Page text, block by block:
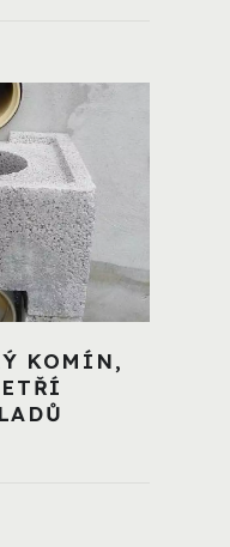
KOMÍN,